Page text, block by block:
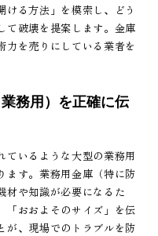
る方法」を模索し、どう
て破壊を提案します。金庫
力を売りにしている業者を
務用）を正確に伝
ているような大型の業務用
ます。業務用金庫（特に防
材や知識が必要になるた
「おおよそのサイズ」を伝
が、現場でのトラブルを防